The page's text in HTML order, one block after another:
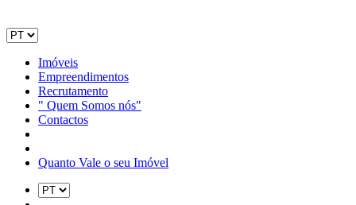
Imóveis
Empreendimentos
Recrutamento
" Quem Somos nós"
Contactos
Quanto Vale o seu Imóvel